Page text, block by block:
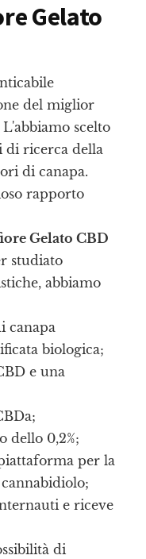
Gelato
del miglior
scelto
di ricerca della
di canapa.
rapporto
Gelato CBD
studiato
abbiamo
canapa
biologica;
e una
dello 0,2%;
per la
e riceve
di